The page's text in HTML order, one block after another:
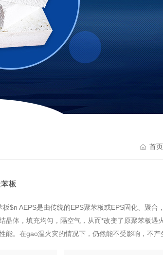
首页
板
$n AEPS是由传统的EPS聚苯板或EPS固化、聚合，
晶体，填充均匀，隔空气，从而*改变了原聚苯板遇
性能。在gao温火灾的情况下，仍然能不受影响，不产